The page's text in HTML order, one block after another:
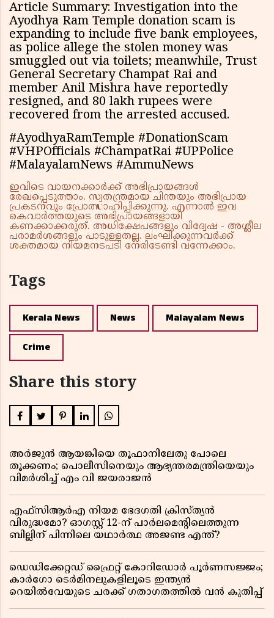
Article Summary: Investigation into the
Ayodhya Ram Temple donation scam is
expanding to include five bank employees,
as police allege the stolen money was
smuggled out via toilets; meanwhile, Trust
General Secretary Champat Rai and
member Anil Mishra have reportedly
resigned, and 80 lakh rupees were
recovered from the arrested accused.
#AyodhyaRamTemple #DonationScam
#VHPOfficials #ChampatRai #UPPolice
#MalayalamNews #AmmuNews
ഇവിടെ വായനക്കാർക്ക് അഭിപ്രായങ്ങൾ
രേഖപ്പെടുത്താം. സ്വതന്ത്രമായ ചിന്തയും അഭിപ്രായ
പ്രകടനവും പ്രോത്സാഹിപ്പിക്കുന്നു. എന്നാൽ ഇവ
കെവാർത്തയുടെ അഭിപ്രായങ്ങളായി
കണക്കാക്കരുത്. അധിക്ഷേപങ്ങളും വിദ്വേഷ - അശ്ലീല
പരാമർശങ്ങളും പാടുള്ളതല്ല. ലംഘിക്കുന്നവർക്ക്
ശക്തമായ നിയമനടപടി നേരിടേണ്ടി വന്നേക്കാം.
Tags
Kerala News News Malayalam News
Crime
Share this story
അർജുൻ ആയങ്കിയെ തൂഫാനിലേതു പോലെ
തൂക്കണം; പൊലീസിനെയും ആഭ്യന്തരമന്ത്രിയെയും
വിമർശിച്ച് എം വി ജയരാജൻ
എഫ്സിആർഎ നിയമ ഭേദഗതി ക്രിസ്ത്യൻ
വിരുദ്ധമോ? ഓഗസ്റ്റ് 12-ന് പാർലമെന്റിലെത്തുന്ന
ബില്ലിന് പിന്നിലെ യഥാർത്ഥ അജണ്ട എന്ത്?
ഡെഡിക്കേറ്റഡ് ഫ്രൈറ്റ് കോറിഡോർ പൂർണസജ്ജം;
കാർഗോ ടെർമിനലുകളിലൂടെ ഇന്ത്യൻ
റെയിൽവേയുടെ ചരക്ക് ഗതാഗതത്തിൽ വൻ കുതിപ്പ്